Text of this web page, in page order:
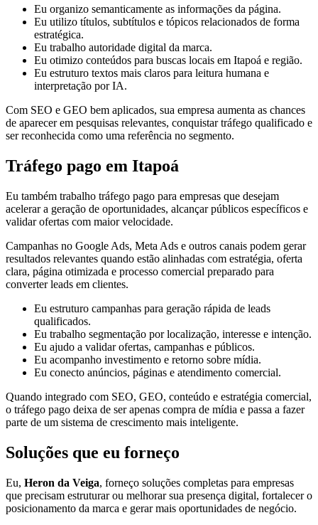
Eu organizo semanticamente as informações da página.
Eu utilizo títulos, subtítulos e tópicos relacionados de forma
estratégica.
Eu trabalho autoridade digital da marca.
Eu otimizo conteúdos para buscas locais em Itapoá e região.
Eu estruturo textos mais claros para leitura humana e
interpretação por IA.
Com SEO e GEO bem aplicados, sua empresa aumenta as chances
de aparecer em pesquisas relevantes, conquistar tráfego qualificado e
ser reconhecida como uma referência no segmento.
Tráfego pago em Itapoá
Eu também trabalho tráfego pago para empresas que desejam
acelerar a geração de oportunidades, alcançar públicos específicos e
validar ofertas com maior velocidade.
Campanhas no Google Ads, Meta Ads e outros canais podem gerar
resultados relevantes quando estão alinhadas com estratégia, oferta
clara, página otimizada e processo comercial preparado para
converter leads em clientes.
Eu estruturo campanhas para geração rápida de leads
qualificados.
Eu trabalho segmentação por localização, interesse e intenção.
Eu ajudo a validar ofertas, campanhas e públicos.
Eu acompanho investimento e retorno sobre mídia.
Eu conecto anúncios, páginas e atendimento comercial.
Quando integrado com SEO, GEO, conteúdo e estratégia comercial,
o tráfego pago deixa de ser apenas compra de mídia e passa a fazer
parte de um sistema de crescimento mais inteligente.
Soluções que eu forneço
Eu, Heron da Veiga, forneço soluções completas para empresas
que precisam estruturar ou melhorar sua presença digital, fortalecer o
posicionamento da marca e gerar mais oportunidades de negócio.